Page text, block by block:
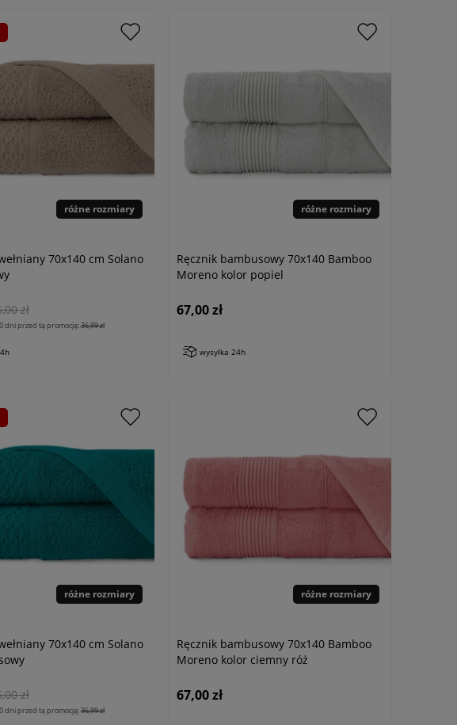
różne rozmiary
70x140 cm Solano
zł
dni przed tą promocją:36,99 zł
różne rozmiary
Ręcznik bambusowy 70x140 Bamboo
Moreno kolor popiel
67,00 zł
wysyłka 24h
różne rozmiary
70x140 cm Solano
zł
dni przed tą promocją:36,99 zł
różne rozmiary
Ręcznik bambusowy 70x140 Bamboo
Moreno kolor ciemny róż
67,00 zł